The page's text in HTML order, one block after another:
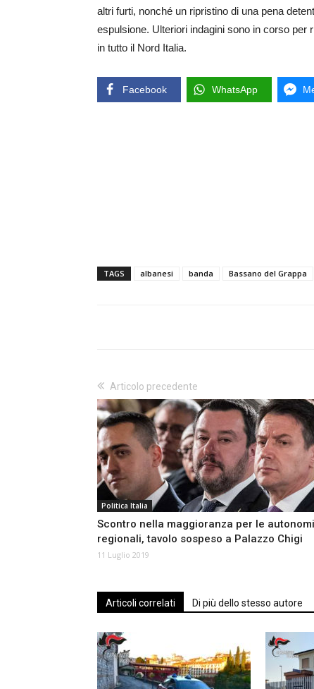
altri furti, nonché un ripristino di una pena
espulsione. Ulteriori indagini sono in corso per
in tutto il Nord Italia.
Facebook WhatsApp
TAGS albanesi banda Bassano del Grappa
Articolo precedente
Politica Italia
Scontro nella maggioranza per le
regionali, tavolo sospeso a Palazzo Chigi
11 Luglio 2019
Articoli correlati Di più dello stesso autore